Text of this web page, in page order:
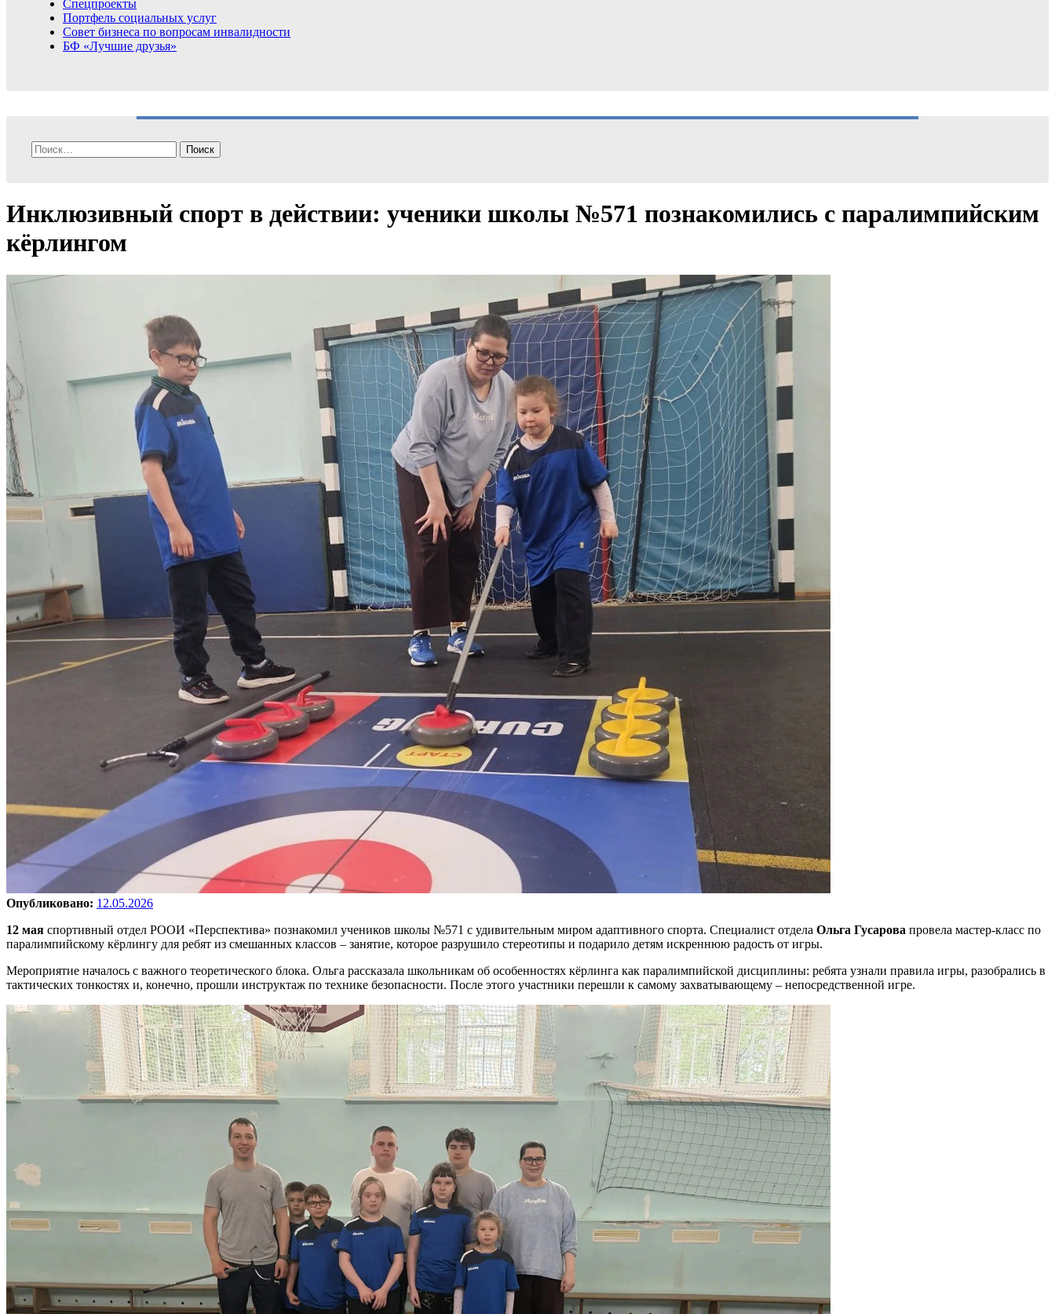
Спецпроекты
Портфель социальных услуг
Совет бизнеса по вопросам инвалидности
БФ «Лучшие друзья»
Найти:
Инклюзивный спорт в действии: ученики школы №571 познакомились с паралимпийским
кёрлингом
Опубликовано: 12.05.2026
12 мая спортивный отдел РООИ «Перспектива» познакомил учеников школы №571 с удивительным миром адаптивного спорта. Специалист отдела Ольга Гусарова провела мастер-класс по
паралимпийскому кёрлингу для ребят из смешанных классов – занятие, которое разрушило стереотипы и подарило детям искреннюю радость от игры.
Мероприятие началось с важного теоретического блока. Ольга рассказала школьникам об особенностях кёрлинга как паралимпийской дисциплины: ребята узнали правила игры, разобрались в
тактических тонкостях и, конечно, прошли инструктаж по технике безопасности. После этого участники перешли к самому захватывающему – непосредственной игре.